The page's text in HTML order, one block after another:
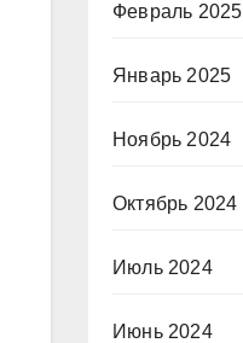
Февраль 2025
Январь 2025
Ноябрь 2024
Октябрь 2024
Июль 2024
Июнь 2024